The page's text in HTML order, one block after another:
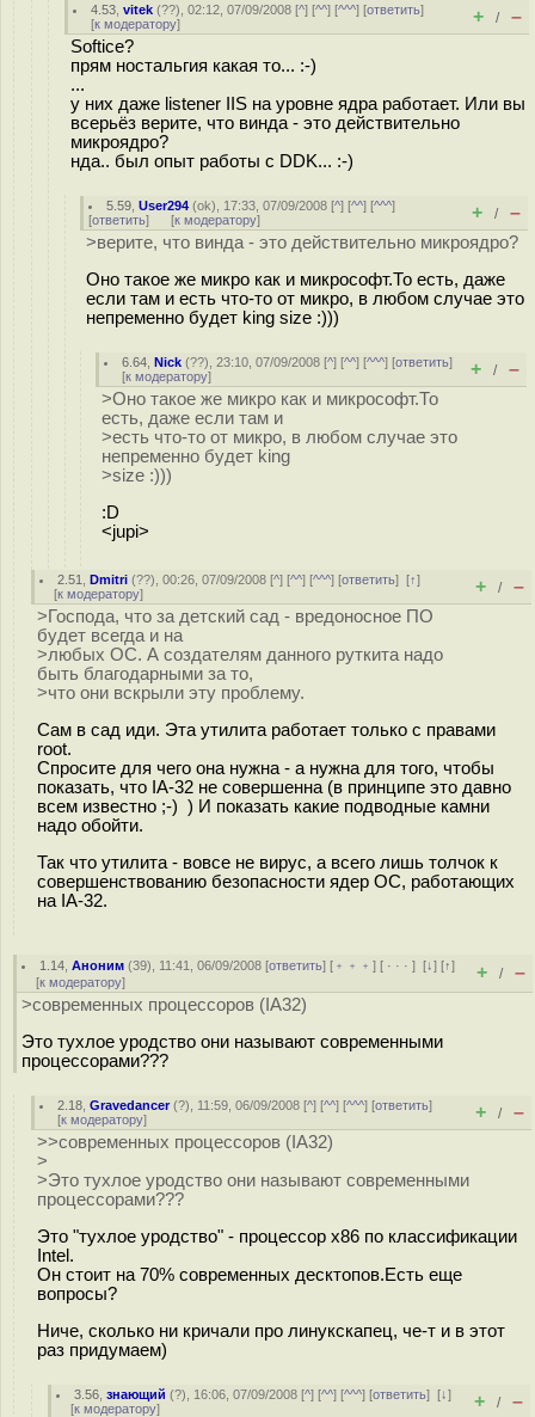
4.53 ,vitek (??), 02:12, 07/09/2008 [^] [^^] [^^^] [ответить]
[к модератору] + / –
Softice?
прям ностальгия какая то... :-)
...
у них даже listener IIS на уровне ядра работает. Или вы
всерьёз верите, что винда - это действительно
микроядро?
нда.. был опыт работы с DDK... :-)
5.59 ,User294 (ok), 17:33, 07/09/2008 [^] [^^] [^^^]
[ответить] [к модератору] + / –
>верите, что винда - это действительно микроядро?
Оно такое же микро как и микрософт.То есть, даже
если там и есть что-то от микро, в любом случае это
непременно будет king size :)))
6.64 ,Nick (??), 23:10, 07/09/2008 [^] [^^] [^^^] [ответить]
[к модератору] + / –
>Оно такое же микро как и микрософт.То
есть, даже если там и
>есть что-то от микро, в любом случае это
непременно будет king
>size :)))
:D
<jupi>
2.51 ,Dmitri (??), 00:26, 07/09/2008 [^] [^^] [^^^] [ответить][↑]
[к модератору] + / –
>Господа, что за детский сад - вредоносное ПО
будет всегда и на
>любых ОС. А создателям данного руткита надо
быть благодарными за то,
>что они вскрыли эту проблему.
Сам в сад иди. Эта утилита работает только с правами
root.
Спросите для чего она нужна - а нужна для того, чтобы
показать, что IA-32 не совершенна (в принципе это давно
всем известно ;-) ) И показать какие подводные камни
надо обойти.
Так что утилита - вовсе не вирус, а всего лишь толчок к
совершенствованию безопасности ядер ОС, работающих
на IA-32.
1.14 ,Аноним (39), 11:41, 06/09/2008 [ответить] [ ﹢﹢﹢] [ · · ·][↓] [↑]
[к модератору] + / –
>современных процессоров (IA32)
Это тухлое уродство они называют современными
процессорами???
2.18 ,Gravedancer(?), 11:59, 06/09/2008 [^] [^^] [^^^] [ответить]
[к модератору] + / –
>>современных процессоров (IA32)
>
>Это тухлое уродство они называют современными
процессорами???
Это "тухлое уродство" - процессор х86 по классификации
Intel.
Он стоит на 70% современных десктопов.Есть еще
вопросы?
Ниче, сколько ни кричали про линукскапец, че-т и в этот
раз придумаем)
3.56 ,знающий (?), 16:06, 07/09/2008 [^] [^^] [^^^] [ответить][↓]
[к модератору] + / –